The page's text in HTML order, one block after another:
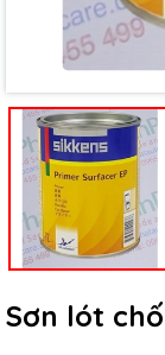
Sơn lót